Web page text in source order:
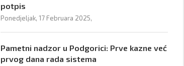
potpis
Ponedjeljak, 17 Februara 2025,
Pametni nadzor u Podgorici: Prve kazne već
prvog dana rada sistema